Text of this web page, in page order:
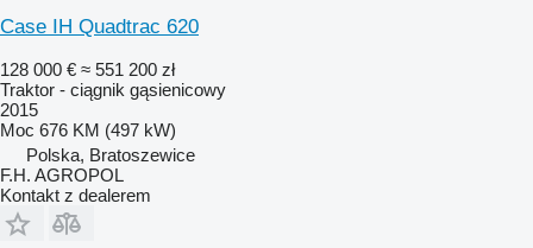
Case IH Quadtrac 620
128 000 € ≈ 551 200 zł
Traktor - ciągnik gąsienicowy
2015
Moc 676 KM (497 kW)
Polska, Bratoszewice
F.H. AGROPOL
Kontakt z dealerem